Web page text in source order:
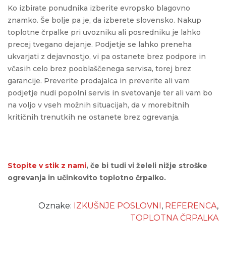
Ko izbirate ponudnika izberite evropsko blagovno
znamko. Še bolje pa je, da izberete slovensko. Nakup
toplotne črpalke pri uvozniku ali posredniku je lahko
precej tvegano dejanje. Podjetje se lahko preneha
ukvarjati z dejavnostjo, vi pa ostanete brez podpore in
včasih celo brez pooblaščenega servisa, torej brez
garancije. Preverite prodajalca in preverite ali vam
podjetje nudi popolni servis in svetovanje ter ali vam bo
na voljo v vseh možnih situacijah, da v morebitnih
kritičnih trenutkih ne ostanete brez ogrevanja.
Stopite v stik z nami, če bi tudi vi želeli nižje stroške
ogrevanja in učinkovito toplotno črpalko.
Oznake: IZKUŠNJE POSLOVNI, REFERENCA,
TOPLOTNA ČRPALKA